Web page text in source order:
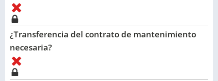
¿Transferencia del contrato de mantenimiento
necesaria?